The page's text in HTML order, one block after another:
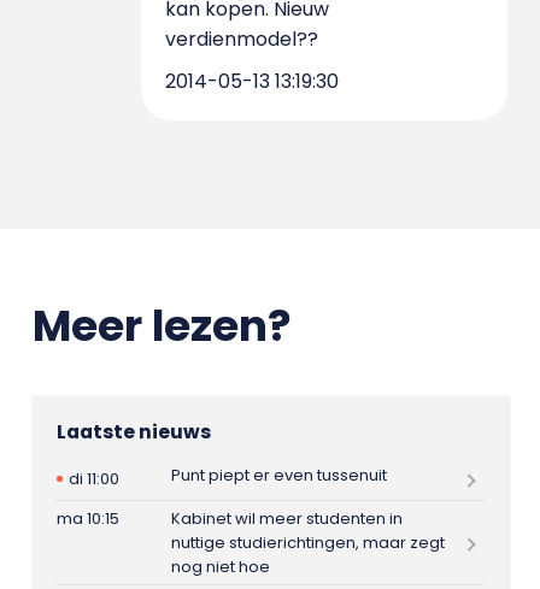
kan kopen. Nieuw
verdienmodel??
2014-05-13 13:19:30
Meer lezen?
Laatste nieuws
di 11:00
Punt piept er even tussenuit
ma 10:15
Kabinet wil meer studenten in
nuttige studierichtingen, maar zegt
nog niet hoe